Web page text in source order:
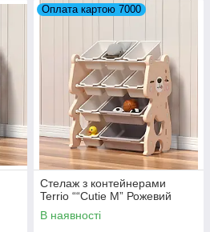
Оплата картою 7000
Стелаж з контейнерами
Terrio ““Cutie M” Рожевий
В наявності